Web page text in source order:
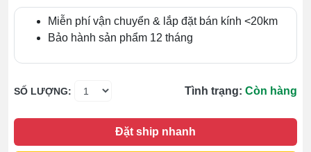
Miễn phí vận chuyển & lắp đặt bán kính <20km
Bảo hành sản phẩm 12 tháng
SỐ LƯỢNG: Tình trạng: Còn hàng
Đặt ship nhanh